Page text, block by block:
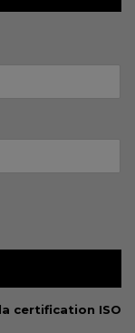
certification ISO